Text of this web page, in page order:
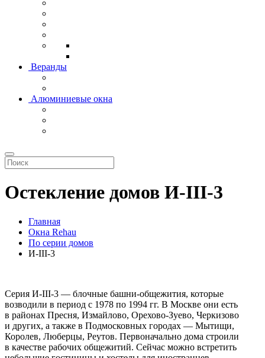
Веранды
Алюминиевые окна
Остекление домов И-III-3
Главная
Окна Rehau
По серии домов
И-III-3
Серия И-III-3 — блочные башни-общежития, которые
возводили в период с 1978 по 1994 гг. В Москве они есть
в районах Пресня, Измайлово, Орехово-Зуево, Черкизово
и других, а также в Подмосковных городах — Мытищи,
Королев, Люберцы, Реутов. Первоначально дома строили
в качестве рабочих общежитий. Сейчас можно встретить